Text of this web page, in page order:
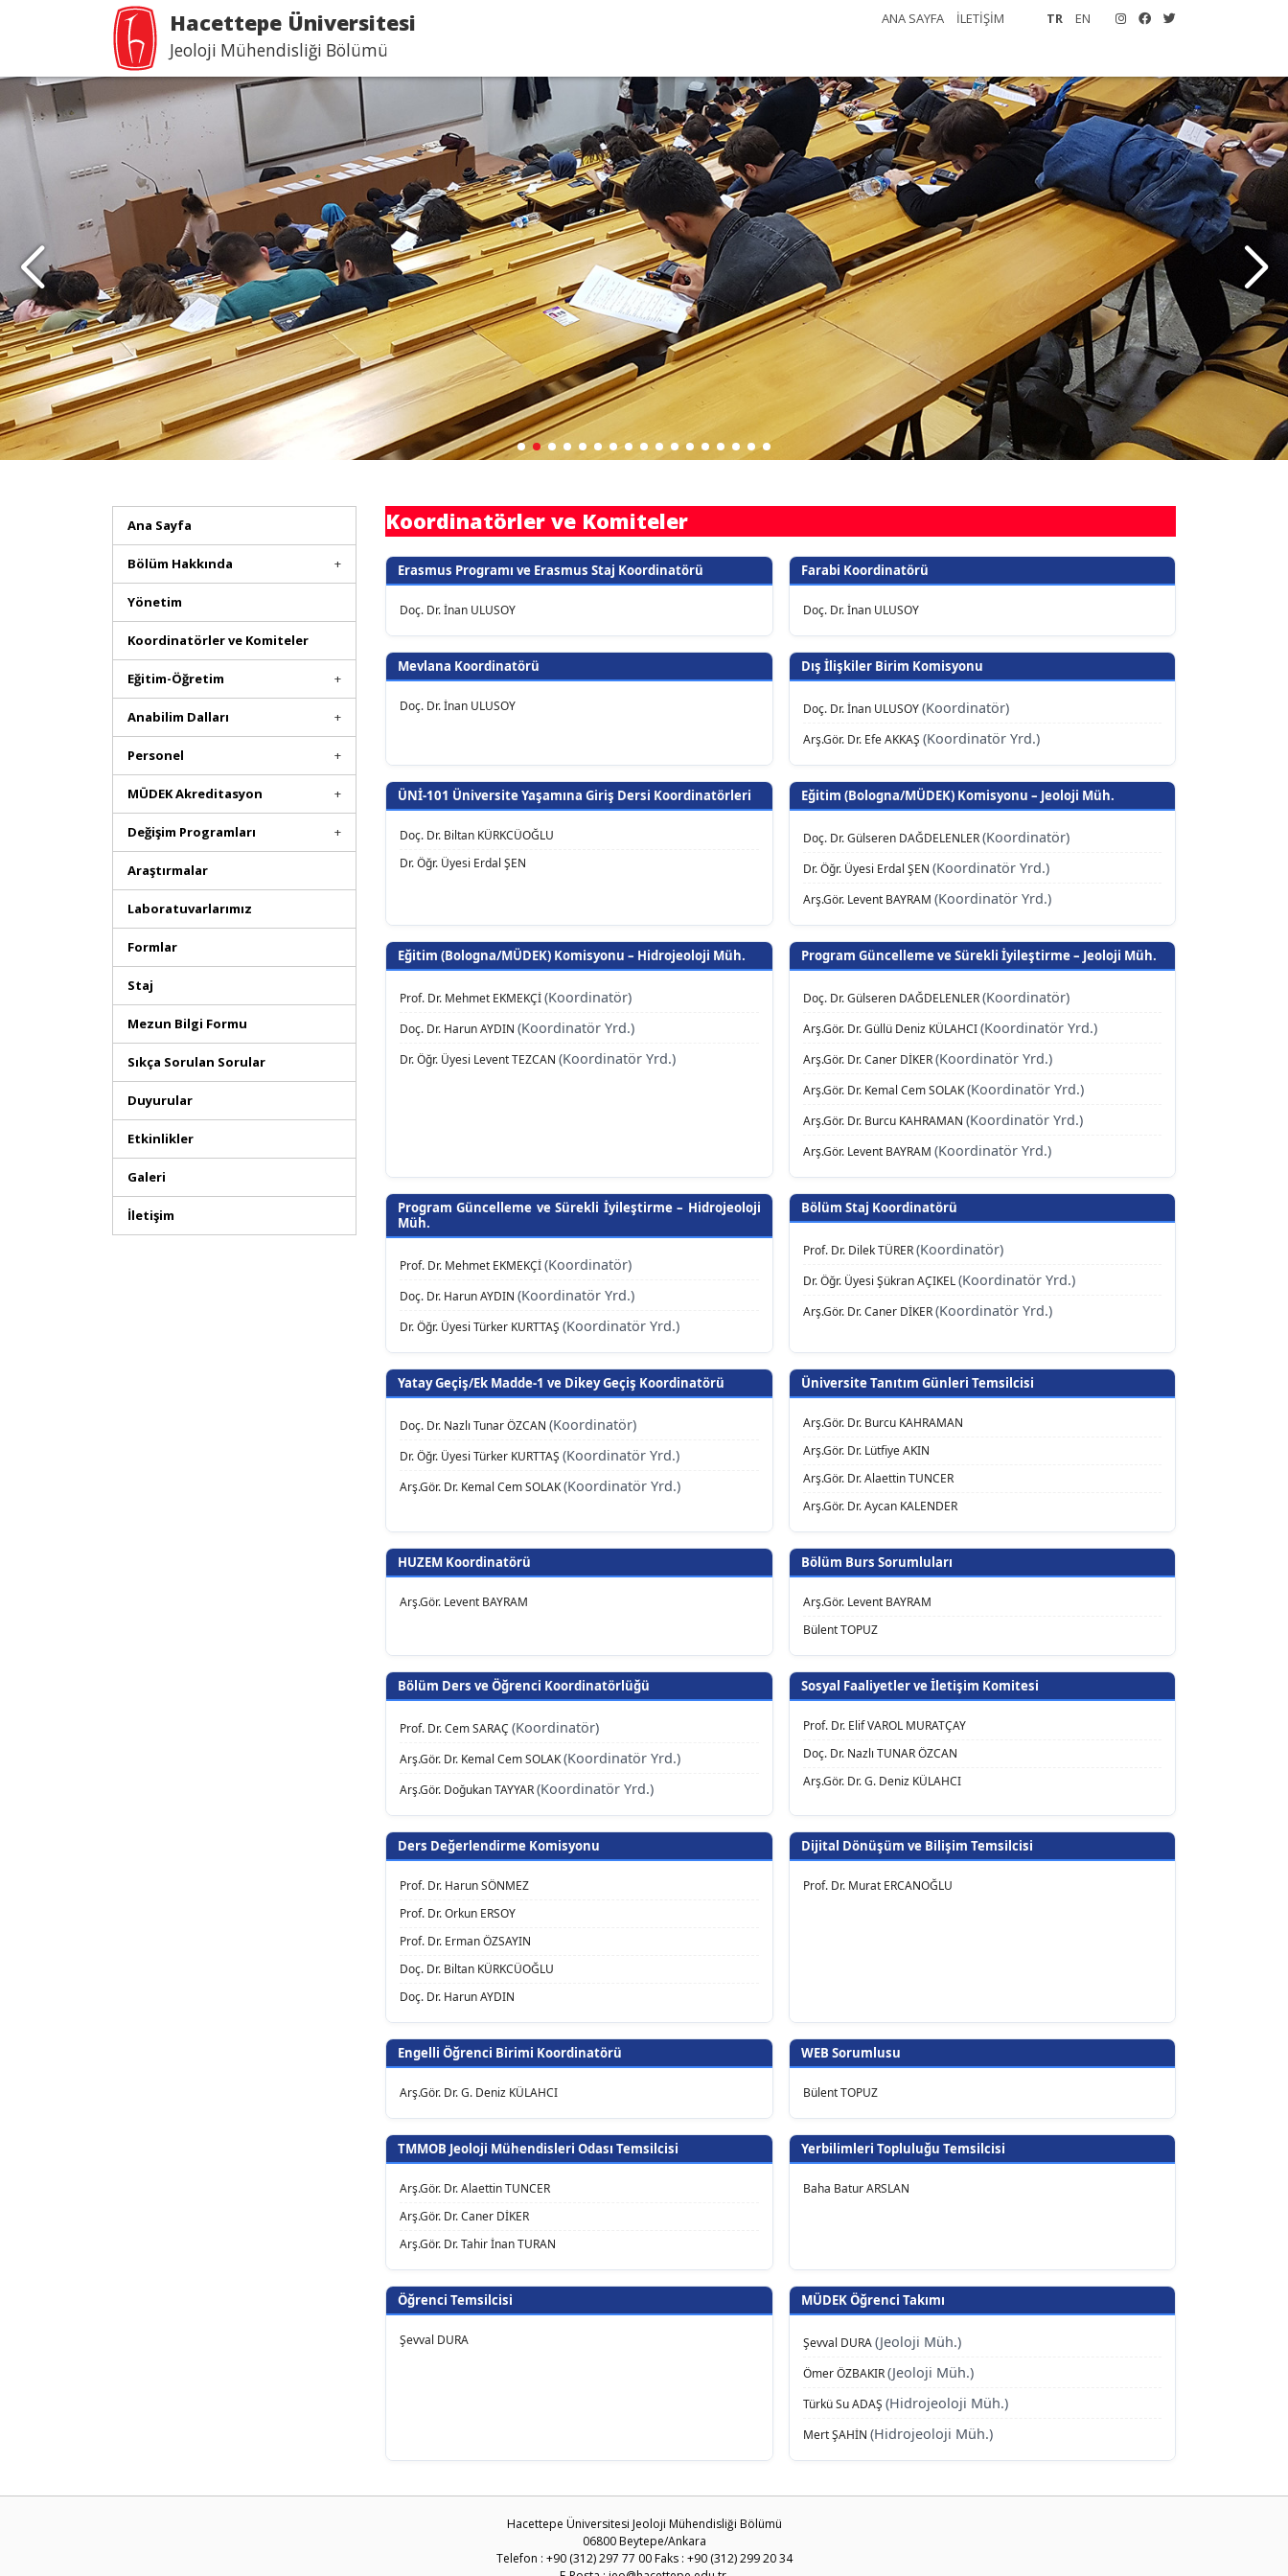
Hacettepe Üniversitesi
Jeoloji Mühendisliği Bölümü
TR EN
ANA SAYFA İLETİŞİM
Ana Sayfa
Bölüm Hakkında
Yönetim
Koordinatörler ve Komiteler
Eğitim-Öğretim
Anabilim Dalları
Personel
MÜDEK Akreditasyon
Değişim Programları
Araştırmalar
Laboratuvarlarımız
Formlar
Staj
Mezun Bilgi Formu
Sıkça Sorulan Sorular
Duyurular
Etkinlikler
Galeri
İletişim
Koordinatörler ve Komiteler
Erasmus Programı ve Erasmus Staj Koordinatörü
Doç. Dr. İnan ULUSOY
Farabi Koordinatörü
Doç. Dr. İnan ULUSOY
Mevlana Koordinatörü
Doç. Dr. İnan ULUSOY
Dış İlişkiler Birim Komisyonu
Doç. Dr. İnan ULUSOY(Koordinatör)
Arş.Gör. Dr. Efe AKKAŞ (Koordinatör Yrd.)
ÜNİ-101 Üniversite Yaşamına Giriş Dersi Koordinatörleri
Doç. Dr. Biltan KÜRKCÜOĞLU
Dr. Öğr. Üyesi Erdal ŞEN
Eğitim (Bologna/MÜDEK) Komisyonu – Jeoloji Müh.
Doç. Dr. Gülseren DAĞDELENLER(Koordinatör)
Dr. Öğr. Üyesi Erdal ŞEN (Koordinatör Yrd.)
Arş.Gör. Levent BAYRAM (Koordinatör Yrd.)
Eğitim (Bologna/MÜDEK) Komisyonu – Hidrojeoloji Müh.
Prof. Dr. Mehmet EKMEKÇİ(Koordinatör)
Doç. Dr. Harun AYDIN (Koordinatör Yrd.)
Dr. Öğr. Üyesi Levent TEZCAN (Koordinatör Yrd.)
Program Güncelleme ve Sürekli İyileştirme – Jeoloji Müh.
Doç. Dr. Gülseren DAĞDELENLER(Koordinatör)
Arş.Gör. Dr. Güllü Deniz KÜLAHCI(Koordinatör Yrd.)
Arş.Gör. Dr. Caner DİKER(Koordinatör Yrd.)
Arş.Gör. Dr. Kemal Cem SOLAK(Koordinatör Yrd.)
Arş.Gör. Dr. Burcu KAHRAMAN (Koordinatör Yrd.)
Arş.Gör. Levent BAYRAM (Koordinatör Yrd.)
Program Güncelleme ve Sürekli İyileştirme – Hidrojeoloji
Müh.
Prof. Dr. Mehmet EKMEKÇİ(Koordinatör)
Doç. Dr. Harun AYDIN (Koordinatör Yrd.)
Dr. Öğr. Üyesi Türker KURTTAŞ (Koordinatör Yrd.)
Bölüm Staj Koordinatörü
Prof. Dr. Dilek TÜRER(Koordinatör)
Dr. Öğr. Üyesi Şükran AÇIKEL(Koordinatör Yrd.)
Arş.Gör. Dr. Caner DİKER(Koordinatör Yrd.)
Yatay Geçiş/Ek Madde-1 ve Dikey Geçiş Koordinatörü
Doç. Dr. Nazlı Tunar ÖZCAN (Koordinatör)
Dr. Öğr. Üyesi Türker KURTTAŞ (Koordinatör Yrd.)
Arş.Gör. Dr. Kemal Cem SOLAK(Koordinatör Yrd.)
Üniversite Tanıtım Günleri Temsilcisi
Arş.Gör. Dr. Burcu KAHRAMAN
Arş.Gör. Dr. Lütfiye AKIN
Arş.Gör. Dr. Alaettin TUNCER
Arş.Gör. Dr. Aycan KALENDER
HUZEM Koordinatörü
Arş.Gör. Levent BAYRAM
Bölüm Burs Sorumluları
Arş.Gör. Levent BAYRAM
Bülent TOPUZ
Bölüm Ders ve Öğrenci Koordinatörlüğü
Prof. Dr. Cem SARAÇ (Koordinatör)
Arş.Gör. Dr. Kemal Cem SOLAK(Koordinatör Yrd.)
Arş.Gör. Doğukan TAYYAR(Koordinatör Yrd.)
Sosyal Faaliyetler ve İletişim Komitesi
Prof. Dr. Elif VAROL MURATÇAY
Doç. Dr. Nazlı TUNAR ÖZCAN
Arş.Gör. Dr. G. Deniz KÜLAHCI
Ders Değerlendirme Komisyonu
Prof. Dr. Harun SÖNMEZ
Prof. Dr. Orkun ERSOY
Prof. Dr. Erman ÖZSAYIN
Doç. Dr. Biltan KÜRKCÜOĞLU
Doç. Dr. Harun AYDIN
Dijital Dönüşüm ve Bilişim Temsilcisi
Prof. Dr. Murat ERCANOĞLU
Engelli Öğrenci Birimi Koordinatörü
Arş.Gör. Dr. G. Deniz KÜLAHCI
WEB Sorumlusu
Bülent TOPUZ
TMMOB Jeoloji Mühendisleri Odası Temsilcisi
Arş.Gör. Dr. Alaettin TUNCER
Arş.Gör. Dr. Caner DİKER
Arş.Gör. Dr. Tahir İnan TURAN
Yerbilimleri Topluluğu Temsilcisi
Baha Batur ARSLAN
Öğrenci Temsilcisi
Şevval DURA
MÜDEK Öğrenci Takımı
Şevval DURA(Jeoloji Müh.)
Ömer ÖZBAKIR(Jeoloji Müh.)
Türkü Su ADAŞ (Hidrojeoloji Müh.)
Mert ŞAHİN (Hidrojeoloji Müh.)
Hacettepe Üniversitesi Jeoloji Mühendisliği Bölümü
06800 Beytepe/Ankara
Telefon : +90 (312) 297 77 00 Faks : +90 (312) 299 20 34